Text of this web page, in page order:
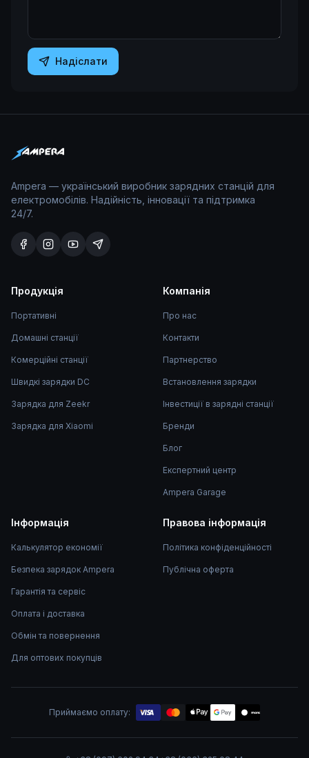
Надіслати
Ampera — український виробник зарядних станцій для
електромобілів. Надійність, інновації та підтримка
24/7.
Продукція
Портативні
Домашні станції
Комерційні станції
Швидкі зарядки DC
Зарядка для Zeekr
Зарядка для Xiaomi
Компанія
Про нас
Контакти
Партнерство
Встановлення зарядки
Інвестиції в зарядні станції
Бренди
Блог
Експертний центр
Ampera Garage
Інформація
Калькулятор економії
Безпека зарядок Ampera
Гарантія та сервіс
Оплата і доставка
Обмін та повернення
Для оптових покупців
Правова інформація
Політика конфіденційності
Публічна оферта
Приймаємо оплату: mono